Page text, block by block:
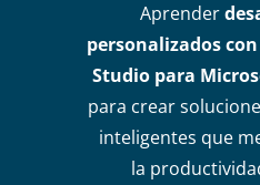
Aprender
personalizados
Studio para
para crear
inteligentes que
la